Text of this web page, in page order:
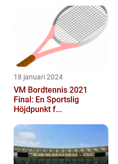
18 januari 2024
VM Bordtennis 2021
Final: En Sportslig
Höjdpunkt f...